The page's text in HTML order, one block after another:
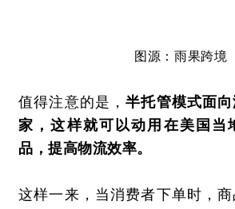
图源：雨果跨境
值得注意的是，半托管模式面
家，这样就可以动用在美国当
品，提高物流效率。
这样一来，当消费者下单时，